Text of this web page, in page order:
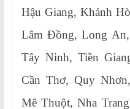
Hậu Giang, Khánh
Lâm Đồng, Long
Tây Ninh, Tiền
Cần Thơ, Quy
Mê Thuột, Nha